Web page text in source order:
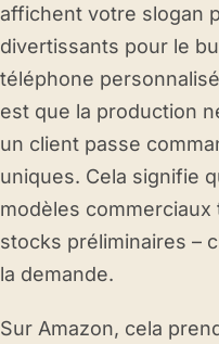
affichent votre slogan
divertissants pour le
téléphone
est que la production
un client passe
uniques. Cela signifie
modèles commerciaux
stocks préliminaires –
la demande.
Sur Amazon, cela